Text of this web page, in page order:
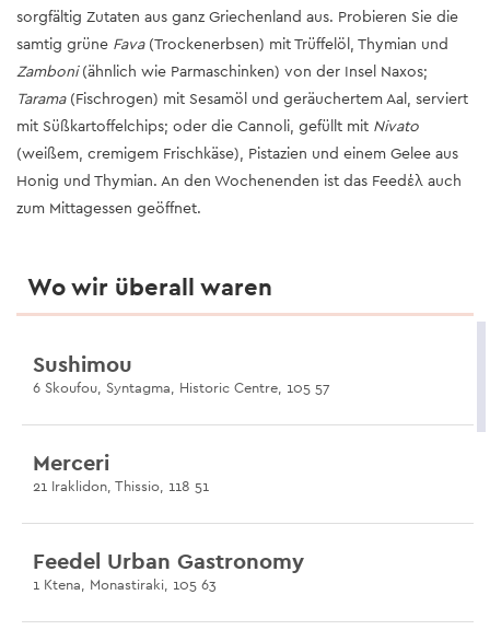
sorgfältig Zutaten aus ganz Griechenland aus. Probieren Sie die
samtig grüne Fava(Trockenerbsen) mit Trüffelöl, Thymian und
Zamboni(ähnlich wie Parmaschinken) von der Insel Naxos;
Tarama(Fischrogen) mit Sesamöl und geräuchertem Aal, serviert
mit Süßkartoffelchips; oder die Cannoli, gefüllt mit Nivato
(weißem, cremigem Frischkäse), Pistazien und einem Gelee aus
Honig und Thymian. An den Wochenenden ist das Feedέλ auch
zum Mittagessen geöffnet.
Wo wir überall waren
Sushimou
6 Skoufou, Syntagma, Historic Centre, 105 57
Merceri
21 Iraklidon, Thissio, 118 51
Feedel Urban Gastronomy
1 Ktena, Monastiraki, 105 63